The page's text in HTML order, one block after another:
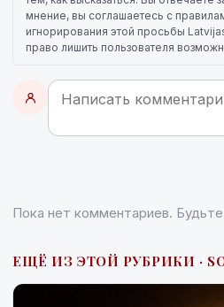
мнение, вы соглашаетесь с
игнорирования этой просьбы
право лишить пользователя
Пока нет комментариев.
ЕЩЁ ИЗ ЭТОЙ РУБРИКИ ·